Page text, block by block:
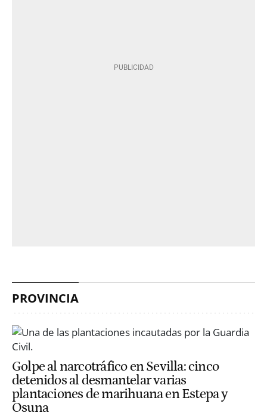
PROVINCIA
Golpe al narcotráfico en Sevilla: cinco
detenidos al desmantelar varias
plantaciones de marihuana en Estepa y
Osuna